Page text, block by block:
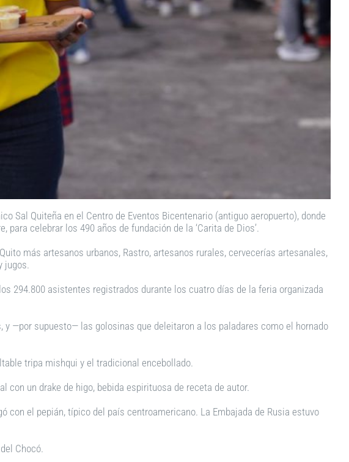
Sal Quiteña en el Centro de Eventos Bicentenario (antiguo aeropuerto), donde
celebrar los 490 años de fundación de la ‘Carita de Dios’.
más artesanos urbanos, Rastro, artesanos rurales, cervecerías artesanales,
jugos.
294.800 asistentes registrados durante los cuatro días de la feria organizada
—por supuesto— las golosinas que deleitaron a los paladares como el hornado
tripa mishqui y el tradicional encebollado.
con un drake de higo, bebida espirituosa de receta de autor.
con el pepián, típico del país centroamericano. La Embajada de Rusia estuvo
Chocó.